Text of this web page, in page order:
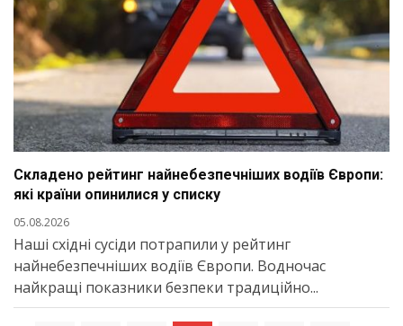
Складено рейтинг найнебезпечніших водіїв Європи:
які країни опинилися у списку
05.08.2026
Наші східні сусіди потрапили у рейтинг
найнебезпечніших водіїв Європи. Водночас
найкращі показники безпеки традиційно...